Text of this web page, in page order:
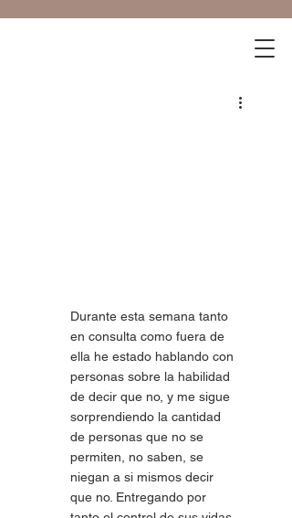
Durante esta semana tanto
en consulta como fuera de
ella he estado hablando con
personas sobre la habilidad
de decir que no, y me sigue
sorprendiendo la cantidad
de personas que no se
permiten, no saben, se
niegan a si mismos decir
que no. Entregando por